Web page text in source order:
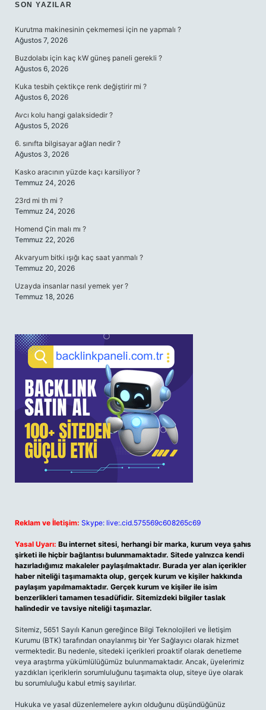
SIDEBAR
SON YAZILAR
Kurutma makinesinin çekmemesi için ne yapmalı ?
Ağustos 7, 2026
Buzdolabı için kaç kW güneş paneli gerekli ?
Ağustos 6, 2026
Kuka tesbih çektikçe renk değiştirir mi ?
Ağustos 6, 2026
Avcı kolu hangi galaksidedir ?
Ağustos 5, 2026
6. sınıfta bilgisayar ağları nedir ?
Ağustos 3, 2026
Kasko aracının yüzde kaçı karsiliyor ?
Temmuz 24, 2026
23rd mi th mi ?
Temmuz 24, 2026
Homend Çin malı mı ?
Temmuz 22, 2026
Akvaryum bitki ışığı kaç saat yanmalı ?
Temmuz 20, 2026
Uzayda insanlar nasıl yemek yer ?
Temmuz 18, 2026
Reklam ve İletişim: Skype: live:.cid.575569c608265c69
Yasal Uyarı: Bu internet sitesi, herhangi bir marka, kurum veya şahıs
şirketi ile hiçbir bağlantısı bulunmamaktadır. Sitede yalnızca kendi
hazırladığımız makaleler paylaşılmaktadır. Burada yer alan içerikler
haber niteliği taşımamakta olup, gerçek kurum ve kişiler hakkında
paylaşım yapılmamaktadır. Gerçek kurum ve kişiler ile isim
benzerlikleri tamamen tesadüfidir. Sitemizdeki bilgiler taslak
halindedir ve tavsiye niteliği taşımazlar.
Sitemiz, 5651 Sayılı Kanun gereğince Bilgi Teknolojileri ve İletişim
Kurumu (BTK) tarafından onaylanmış bir Yer Sağlayıcı olarak hizmet
vermektedir. Bu nedenle, sitedeki içerikleri proaktif olarak denetleme
veya araştırma yükümlülüğümüz bulunmamaktadır. Ancak, üyelerimiz
yazdıkları içeriklerin sorumluluğunu taşımakta olup, siteye üye olarak
bu sorumluluğu kabul etmiş sayılırlar.
Hukuka ve yasal düzenlemelere aykırı olduğunu düşündüğünüz